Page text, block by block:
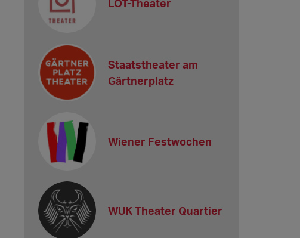
LOT-Theater
Staatstheater am
Gärtnerplatz
Wiener Festwochen
WUK Theater Quartier